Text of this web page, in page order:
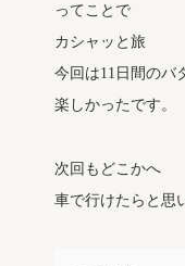
ってことで
カシャッと旅
今回は11日間のバ
楽しかったです。
次回もどこかへ
車で行けたらと思